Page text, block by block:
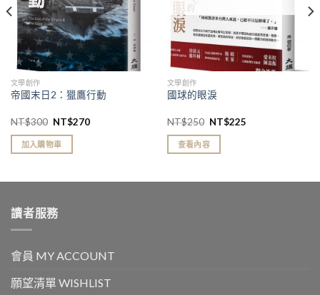
文學創作
帝國末日2：獵鷹行動
NT$300 NT$270
加入購物車
文學創作
國球的眼淚
NT$250 NT$225
查看內容
讀者服務
會員 MY ACCOUNT
願望清單 WISHLIST